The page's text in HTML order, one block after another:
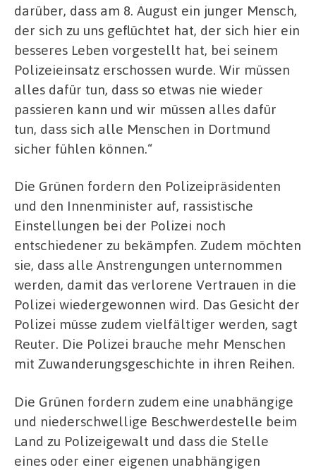
darüber, dass am 8. August ein junger Mensch,
der sich zu uns geflüchtet hat, der sich hier ein
besseres Leben vorgestellt hat, bei seinem
Polizeieinsatz erschossen wurde. Wir müssen
alles dafür tun, dass so etwas nie wieder
passieren kann und wir müssen alles dafür
tun, dass sich alle Menschen in Dortmund
sicher fühlen können.“
Die Grünen fordern den Polizeipräsidenten
und den Innenminister auf, rassistische
Einstellungen bei der Polizei noch
entschiedener zu bekämpfen. Zudem möchten
sie, dass alle Anstrengungen unternommen
werden, damit das verlorene Vertrauen in die
Polizei wiedergewonnen wird. Das Gesicht der
Polizei müsse zudem vielfältiger werden, sagt
Reuter. Die Polizei brauche mehr Menschen
mit Zuwanderungsgeschichte in ihren Reihen.
Die Grünen fordern zudem eine unabhängige
und niederschwellige Beschwerdestelle beim
Land zu Polizeigewalt und dass die Stelle
eines oder einer eigenen unabhängigen